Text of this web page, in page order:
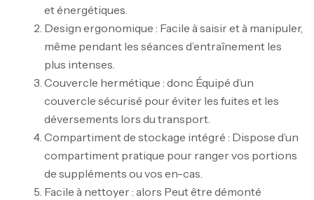
et énergétiques.
Design ergonomique : Facile à saisir et à manipuler,
même pendant les séances d’entraînement les
plus intenses.
Couvercle hermétique : donc Équipé d’un
couvercle sécurisé pour éviter les fuites et les
déversements lors du transport.
Compartiment de stockage intégré : Dispose d’un
compartiment pratique pour ranger vos portions
de suppléments ou vos en-cas.
Facile à nettoyer : alors Peut être démonté